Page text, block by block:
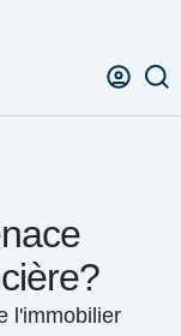
l'immobilier